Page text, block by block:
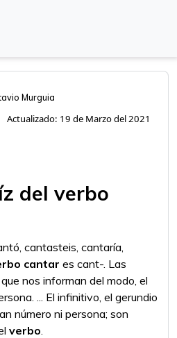
Murguia
Actualizado: 19 de Marzo del 2021
del verbo
cantasteis, cantaría,
cantar es cant-. Las
nos informan del modo, el
... El infinitivo, el gerundio
número ni persona; son
verbo.